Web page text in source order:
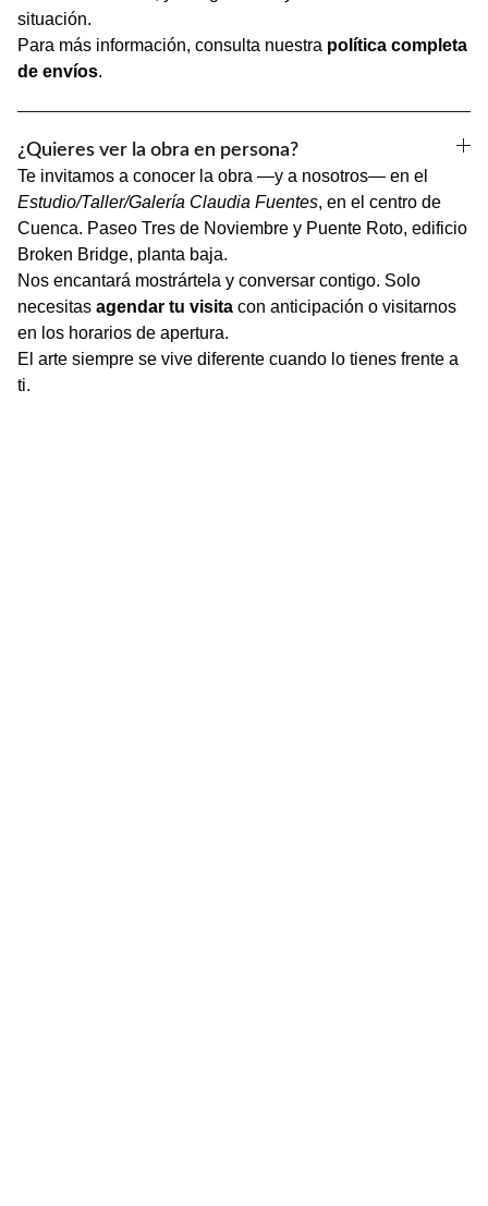
situación.
Para más información, consulta nuestra política completa
de envíos.
¿Quieres ver la obra en persona?
Te invitamos a conocer la obra —y a nosotros— en el
Estudio/Taller/Galería Claudia Fuentes, en el centro de
Cuenca. Paseo Tres de Noviembre y Puente Roto, edificio
Broken Bridge, planta baja.
Nos encantará mostrártela y conversar contigo. Solo
necesitas agendar tu visita con anticipación o visitarnos
en los horarios de apertura.
El arte siempre se vive diferente cuando lo tienes frente a
ti.